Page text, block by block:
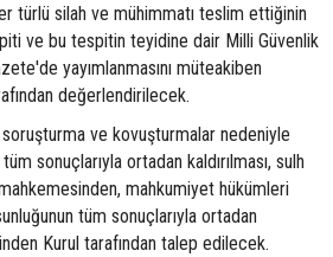
türlü silah ve mühimmatı teslim ettiğinin
ve bu tespitin teyidine dair Milli Güvenlik
yayımlanmasını müteakiben
değerlendirilecek.
ve kovuşturmalar nedeniyle
sonuçlarıyla ortadan kaldırılması, sulh
mahkumiyet hükümleri
tüm sonuçlarıyla ortadan
Kurul tarafından talep edilecek.